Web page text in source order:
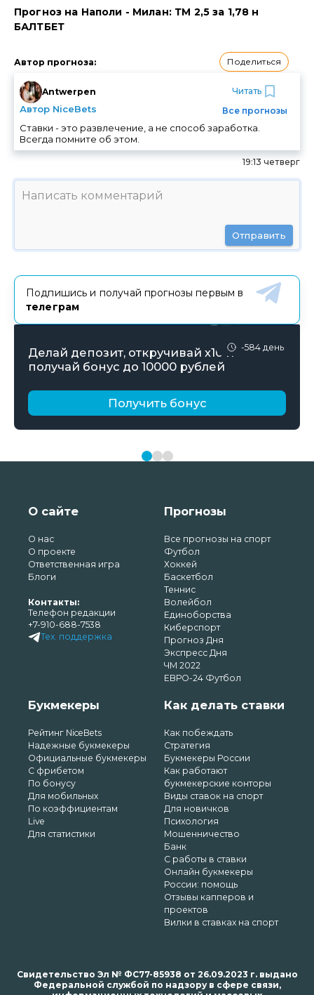
Прогноз на Наполи - Милан: ТМ 2,5 за 1,78 н
БАЛТБЕТ
Автор прогноза: Поделиться
Antwerpen
Автор NiceBets
Читать
Все прогнозы
Ставки - это развлечение, а не способ заработка.
Всегда помните об этом.
19:13 четверг
Отправить
Подпишись и получай прогнозы первым в
телеграм
-584 день
Делай депозит, откручивай х10 и
получай бонус до 10000 рублей
Получить бонус
О сайте
О нас
О проекте
Ответственная игра
Блоги
Контакты:
Телефон редакции
+7-910-688-7538
Тех. поддержка
Прогнозы
Все прогнозы на спорт
Футбол
Хоккей
Баскетбол
Теннис
Волейбол
Единоборства
Киберспорт
Прогноз Дня
Экспресс Дня
ЧМ 2022
ЕВРО-24 Футбол
Букмекеры
Рейтинг NiceBets
Надежные букмекеры
Официальные букмекеры
С фрибетом
По бонусу
Для мобильных
По коэффициентам
Live
Для статистики
Как делать ставки
Как побеждать
Стратегия
Букмекеры России
Как работают
букмекерские конторы
Виды ставок на спорт
Для новичков
Психология
Мошенничество
Банк
С работы в ставки
Онлайн букмекеры
России: помощь
Отзывы капперов и
проектов
Вилки в ставках на спорт
Свидетельство Эл № ФС77-85938 от 26.09.2023 г. выдано
Федеральной службой по надзору в сфере связи,